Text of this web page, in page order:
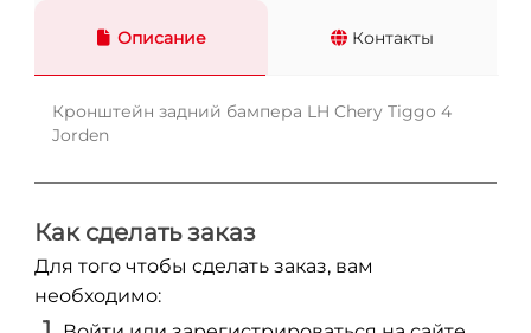
Описание Контакты
Кронштейн задний бампера LH Chery Tiggo 4
Jorden
Как сделать заказ
Для того чтобы сделать заказ, вам
необходимо: